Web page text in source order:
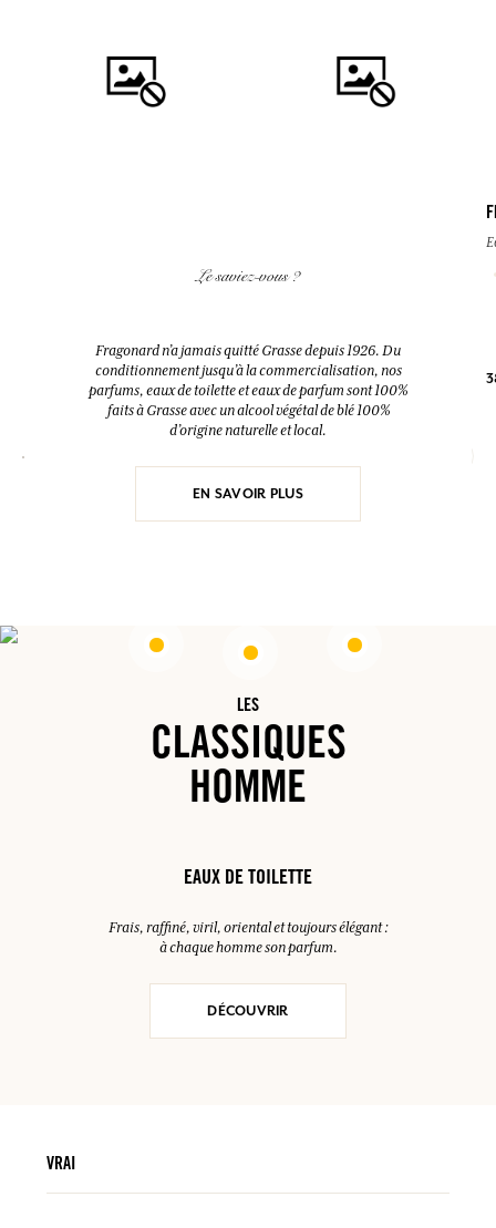
52,00 €
Le saviez-vous ?
Fragonard n’a jamais quitté Grasse depuis 1926. Du
conditionnement jusqu’à la commercialisation, nos
parfums, eaux de toilette et eaux de parfum sont 100%
faits à Grasse avec un alcool végétal de blé 100%
d’origine naturelle et local.
EN SAVOIR PLUS
LES
CLASSIQUES
HOMME
EAUX DE TOILETTE
Frais, raffiné, viril, oriental et toujours élégant :
à chaque homme son parfum.
DÉCOUVRIR
VRAI